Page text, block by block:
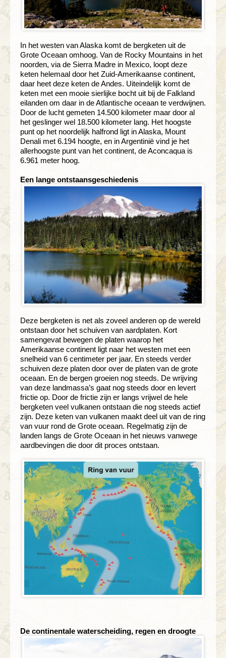
In het westen van Alaska komt de bergketen uit de
Grote Oceaan omhoog. Van de Rocky Mountains in het
noorden, via de Sierra Madre in Mexico, loopt deze
keten helemaal door het Zuid-Amerikaanse continent,
daar heet deze keten de Andes. Uiteindelijk komt de
keten met een mooie sierlijke bocht uit bij de Falkland
eilanden om daar in de Atlantische oceaan te verdwijnen.
Door de lucht gemeten 14.500 kilometer maar door al
het geslinger wel 18.500 kilometer lang. Het hoogste
punt op het noordelijk halfrond ligt in Alaska, Mount
Denali met 6.194 hoogte, en in Argentinië vind je het
allerhoogste punt van het continent, de Aconcaqua is
6.961 meter hoog.
Een lange ontstaansgeschiedenis
Deze bergketen is net als zoveel anderen op de wereld
ontstaan door het schuiven van aardplaten. Kort
samengevat bewegen de platen waarop het
Amerikaanse continent ligt naar het westen met een
snelheid van 6 centimeter per jaar. En steeds verder
schuiven deze platen door over de platen van de grote
oceaan. En de bergen groeien nog steeds. De wrijving
van deze landmassa’s gaat nog steeds door en levert
frictie op. Door de frictie zijn er langs vrijwel de hele
bergketen veel vulkanen ontstaan die nog steeds actief
zijn. Deze keten van vulkanen maakt deel uit van de ring
van vuur rond de Grote oceaan. Regelmatig zijn de
landen langs de Grote Oceaan in het nieuws vanwege
aardbevingen die door dit proces ontstaan.
De continentale waterscheiding, regen en droogte